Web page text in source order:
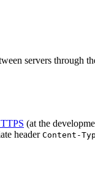
servers through
(at the
headerContent-